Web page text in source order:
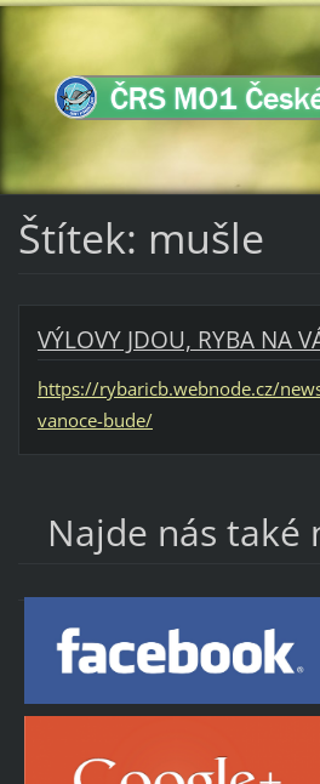
Štítek: mušle
VÝLOVY JDOU, RYBA NA
https://rybaricb.webnode.cz/
vanoce-bude/
Najde nás také